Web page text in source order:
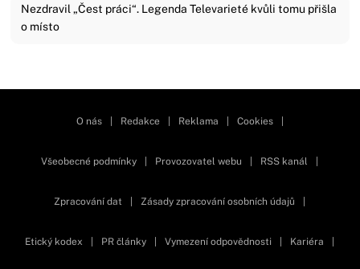
Nezdravil „Čest práci“. Legenda Televarieté kvůli tomu přišla
o místo
O nás Redakce Reklama Cookies
Všeobecné podmínky Provozovatel webu RSS kanál
Zpracování dat Zásady zpracování osobních údajů
Etický kodex PR články Vymezení odpovědnosti Kariéra